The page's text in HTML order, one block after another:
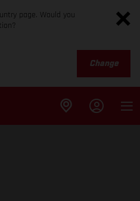
page. Would you
Change